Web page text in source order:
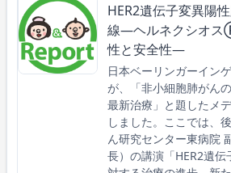
HER2遺伝子変異陽
線―ヘルネクシオ
性と安全性―
日本ベーリンガーイン
が、「非小細胞肺がん
最新治療」と題したメ
しました。ここでは、
ん研究センター東病院
長）の講演「HER2遺